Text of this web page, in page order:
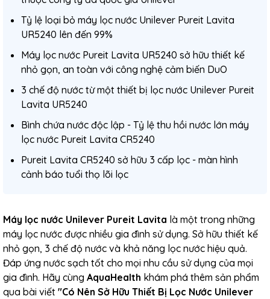
Tỷ lệ loại bỏ máy lọc nước Unilever Pureit Lavita
UR5240 lên đến 99%
Máy lọc nước Pureit Lavita UR5240 sở hữu thiết kế
nhỏ gọn, an toàn với công nghệ cảm biến DuO
3 chế độ nước từ một thiết bị lọc nước Unilever Pureit
Lavita UR5240
Bình chứa nước độc lập - Tỷ lệ thu hồi nước lớn máy
lọc nước Pureit Lavita CR5240
Pureit Lavita CR5240 sở hữu 3 cấp lọc - màn hình
cảnh báo tuổi thọ lõi lọc
Máy lọc nước Unilever Pureit Lavita là một trong những
máy lọc nước được nhiều gia đình sử dụng. Sở hữu thiết kế
nhỏ gọn, 3 chế độ nước và khả năng lọc nước hiệu quả.
Đáp ứng nước sạch tốt cho mọi nhu cầu sử dụng của mọi
gia đình. Hãy cùng AquaHealth khám phá thêm sản phẩm
qua bài viết "Có Nên Sở Hữu Thiết Bị Lọc Nước Unilever